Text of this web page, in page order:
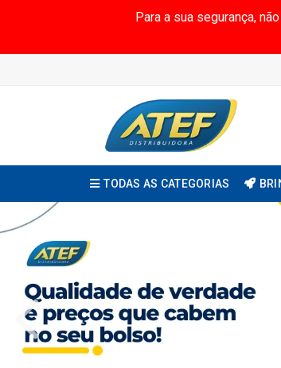
Para a sua segurança,
TODAS AS CATEGORIAS